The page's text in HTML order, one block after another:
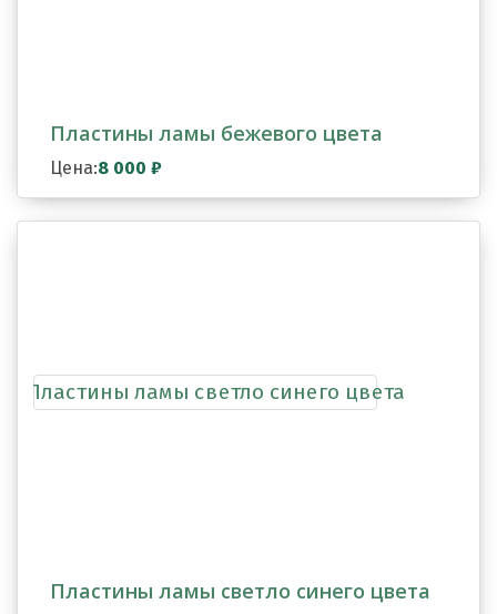
Пластины ламы бежевого цвета
Цена:8 000 ₽
Пластины ламы светло синего цвета